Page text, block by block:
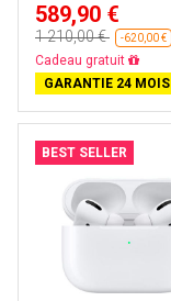
589,90 €
1 210,00 € -620,00 €
Cadeau gratuit
GARANTIE 24 MOIS
BEST SELLER